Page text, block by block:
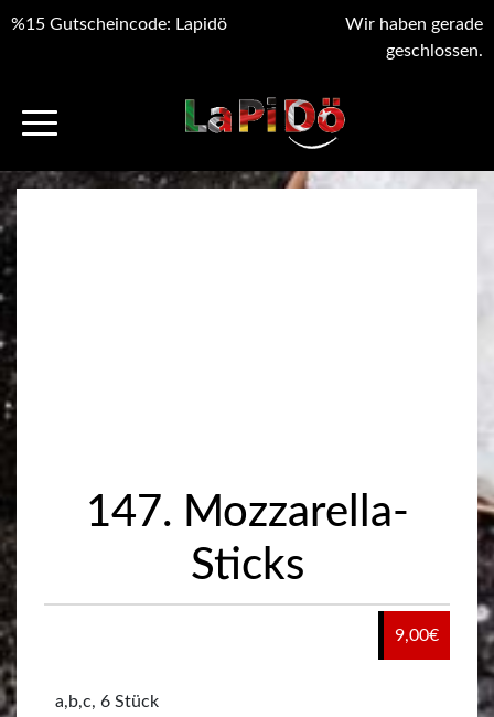
%15 Gutscheincode: Lapidö
Wir haben gerade
geschlossen.
147. Mozzarella-
Sticks
9,00€
a,b,c, 6 Stück